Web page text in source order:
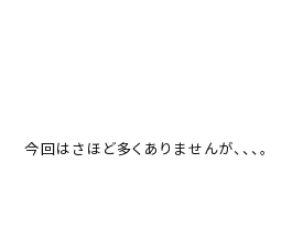
今回はさほど多くありませんが、、、。